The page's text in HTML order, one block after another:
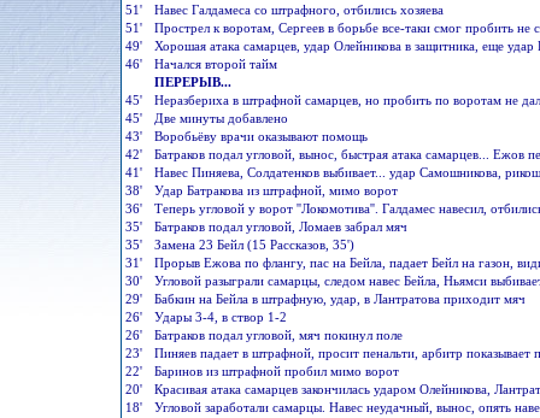
51'
Навес Галдамеса со штрафного, отбились хозяева
51'
Прострел к воротам, Сергеев в борьбе все-таки смог пробить
49'
Хорошая атака самарцев, удар Олейникова в защитника, еще
46'
Начался второй тайм
ПЕРЕРЫВ...
45'
Неразбериха в штрафной самарцев, но пробить по воротам не
45'
Две минуты добавлено
43'
Воробьёву врачи оказывают помощь
42'
Батраков подал угловой, вынос, быстрая атака самарцев... Ежов
41'
Навес Пиняева, Солдатенков выбивает... удар Самошникова,
38'
Удар Батракова из штрафной, мимо ворот
36'
Теперь угловой у ворот ''Локомотива''. Галдамес навесил,
35'
Батраков подал угловой, Ломаев забрал мяч
35'
Замена 23 Бейл (15 Рассказов, 35')
31'
Прорыв Ежова по флангу, пас на Бейла, падает Бейл на газон,
30'
Угловой разыграли самарцы, следом навес Бейла, Ньямси
29'
Бабкин на Бейла в штрафную, удар, в Лантратова приходит мяч
26'
Удары 3-4, в створ 1-2
26'
Батраков подал угловой, мяч покинул поле
23'
Пиняев падает в штрафной, просит пенальти, арбитр показывает
22'
Баринов из штрафной пробил мимо ворот
20'
Красивая атака самарцев закончилась ударом Олейникова,
18'
Угловой заработали самарцы. Навес неудачный, вынос, опять